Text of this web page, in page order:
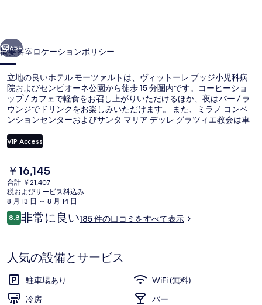
ル
ト
の
写
真
ギ
ラ
リ
ー
65+
概要客室ロケーションポリシー
立地の良いホテル モーツァルトは、ヴィットーレ ブッジ小児科病
院およびセンピオーネ公園から徒歩 15 分圏内です。コーヒーショ
ップ / カフェで軽食をお召し上がりいただけるほか、夜はバー / ラ
ウンジでドリンクをお楽しみいただけます。 また、ミラノ コンベ
ンションセンターおよびサンタ マリア デッレ グラツィエ教会は車
いる点を気に入っています。すぐそばにジェルサレム駅があり、ピ
アッツァ・グラムシ トラム停留所までは 3 分です。
VIP Access
現
在
の
料
金
は
す
￥16,145
合計 ￥21,407
税およびサービス料込み
8 月 13 日 ～ 8 月 14 日
口
コ
8.810段階中8.8
非常に良い185 件の口コミをすべて表示
人気の設備とサービス
駐車場あり
WiFi (無料)
冷房
バー